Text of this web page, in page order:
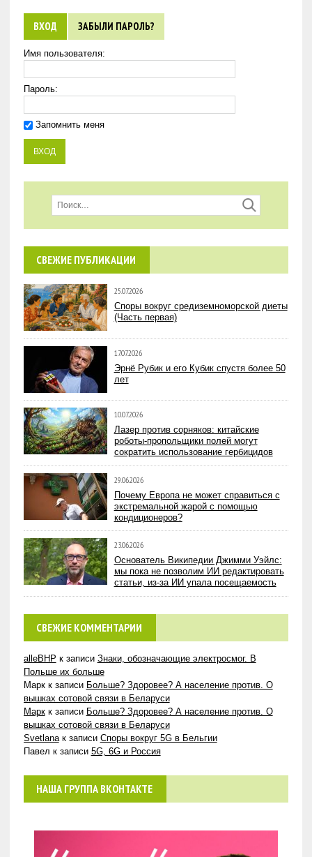
ВХОД ЗАБЫЛИ ПАРОЛЬ?
Имя пользователя:
Пароль:
Запомнить меня
СВЕЖИЕ ПУБЛИКАЦИИ
25.07.2026
Споры вокруг средиземноморской диеты
(Часть первая)
17.07.2026
Эрнё Рубик и его Кубик спустя более 50
лет
10.07.2026
Лазер против сорняков: китайские
роботы-пропольщики полей могут
сократить использование гербицидов
29.06.2026
Почему Европа не может справиться с
экстремальной жарой с помощью
кондиционеров?
23.06.2026
Основатель Википедии Джимми Уэйлс:
мы пока не позволим ИИ редактировать
статьи, из-за ИИ упала посещаемость
СВЕЖИЕ КОММЕНТАРИИ
alleBHP к записи Знаки, обозначающие электросмог. В
Польше их больше
Маркк записи Больше? Здоровее? А население против. О
вышках сотовой связи в Беларуси
Маркк записи Больше? Здоровее? А население против. О
вышках сотовой связи в Беларуси
Svetlanaк записи Споры вокруг 5G в Бельгии
Павел к записи 5G, 6G и Россия
НАША ГРУППА ВКОНТАКТЕ